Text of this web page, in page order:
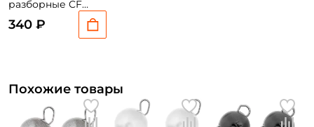
разборные CF
340 ₽
Похожие товары